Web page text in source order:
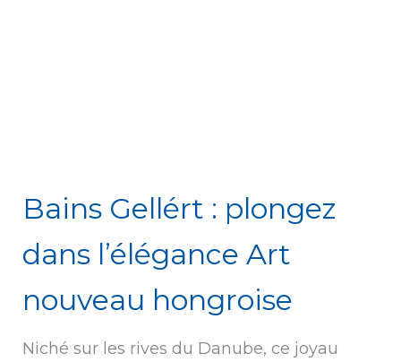
Bains Gellért : plongez
dans l’élégance Art
nouveau hongroise
Niché sur les rives du Danube, ce joyau